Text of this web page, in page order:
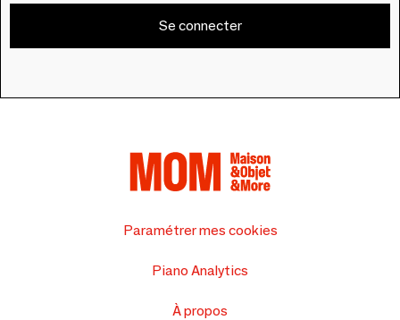
Se connecter
Paramétrer mes cookies
Piano Analytics
À propos